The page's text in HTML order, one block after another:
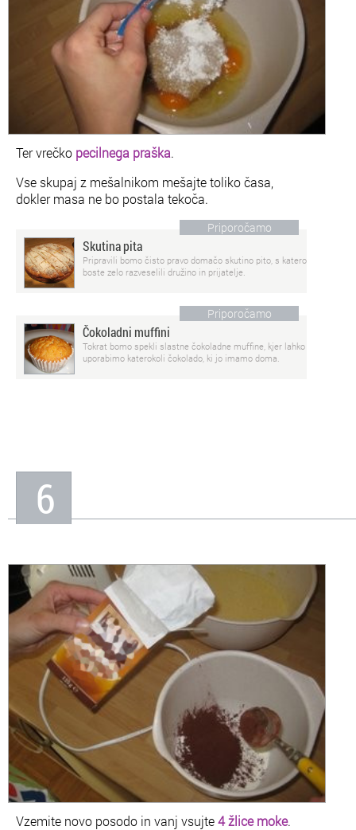
Ter vrečko pecilnega praška.
Vse skupaj z mešalnikom mešajte toliko časa,
dokler masa ne bo postala tekoča.
Priporočamo
Skutina pita
Pripravili bomo čisto pravo domačo skutino pito, s katero
boste zelo razveselili družino in prijatelje.
Priporočamo
Čokoladni muffini
Tokrat bomo spekli slastne čokoladne muffine, kjer lahko
uporabimo katerokoli čokolado, ki jo imamo doma.
6
Vzemite novo posodo in vanj vsujte4 žlice moke.